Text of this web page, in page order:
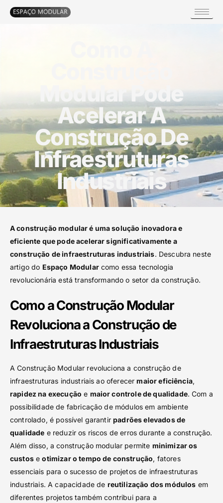
Modular Pode
Acelerar A
Construção De
Infraestruturas
Industriais
A construção modular é uma solução inovadora e
eficiente que pode acelerar significativamente a
construção de infraestruturas industriais. Descubra neste
artigo do Espaço Modularcomo essa tecnologia
revolucionária está transformando o setor da construção.
Como a Construção Modular
Revoluciona a Construção de
Infraestruturas Industriais
A Construção Modular revoluciona a construção de
infraestruturas industriais ao oferecermaior eficiência,
rapidez na execução e maior controle de qualidade. Com a
possibilidade de fabricação de módulos em ambiente
controlado, é possível garantirpadrões elevados de
qualidade e reduzir os riscos de erros durante a construção.
Além disso, a construção modular permite minimizar os
custoseotimizar o tempo de construção, fatores
essenciais para o sucesso de projetos de infraestruturas
industriais. A capacidade de reutilização dos módulos em
diferentes projetos também contribui para a